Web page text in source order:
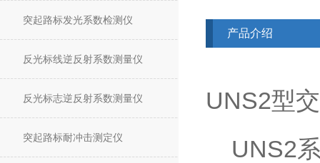
突起路标发光系数检测仪
反光标线逆反射系数测量仪
反光标志逆反射系数测量仪
突起路标耐冲击测定仪
产品介绍
UNS2型
UNS2系